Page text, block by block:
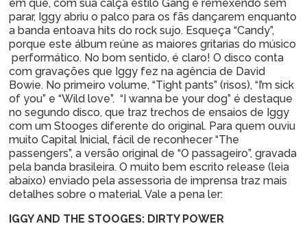
em que, com sua calça estilo Gang e remexendo sem
parar, Iggy abriu o palco para os fãs dançarem enquanto
a banda entoava hits do rock sujo. Esqueça “Candy”,
porque este álbum reúne as maiores gritarias do músico
performático. No bom sentido, é claro! O disco conta
com gravações que Iggy fez na agência de David
Bowie. No primeiro volume, “Tight pants” (risos), “I’m sick
of you” e “Wild love”. “I wanna be your dog” é destaque
no segundo disco, que traz trechos de ensaios de Iggy
com um Stooges diferente do original. Para quem ouviu
muito Capital Inicial, fácil de reconhecer “The
passengers”, a versão original de “O passageiro”, gravada
pela banda brasileira. O muito bem escrito release (leia
abaixo) enviado pela assessoria de imprensa traz mais
detalhes sobre o material. Vale a pena ler:
IGGY AND THE STOOGES: DIRTY POWER